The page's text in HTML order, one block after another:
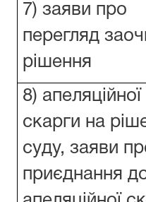
7) заяви про
перегляд
рішення
8) апеляційної
скарги на
суду, заяви
приєднання